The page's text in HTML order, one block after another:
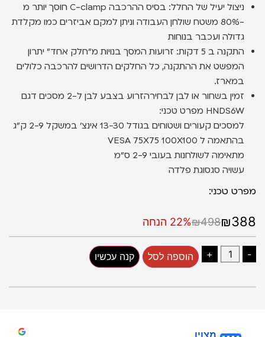
ניצול יעיל של החלל: בסיס ההרכבה C-clamp חוסך יותר מ
-80% משטח שולחן העבודה וניתן למקם אביזרים כמו מקלדת
גדולה ועכבר בנוחות
התקנה ב 5 דקות: זרועות המסך בנויות מ״חלק אחד״ יתרון
המפשט את ההתקנה, כל החלקים הדרושים להרכבה כלולים
במארז.
זמין בשחור או לבן לבחירהזרוע בצבע לבן ל-2 מסכים דגם
HNDS6W מפרט טכני:
למסכים קעורים ושטוחים בגודל 13-30 אינצ׳ במשקל 2-9 ק״ג
בהתאמה ל VESA 75X75 100X100
מתאימה לשולחנות בעובי 2-9 ס״מ
עשויה סגסוגת פלדה
מפרט טכני:
₪388
₪49822% הנחה
-
+ הוספה לסל קנה עכשיו
מצוין